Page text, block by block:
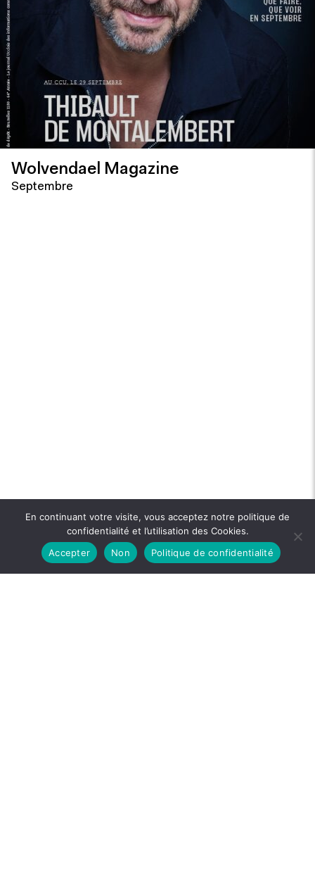
Wolvendael Magazine
Septembre
En continuant votre visite, vous acceptez notre politique de
confidentialité et l’utilisation des Cookies.
Accepter
Non Politique de confidentialité